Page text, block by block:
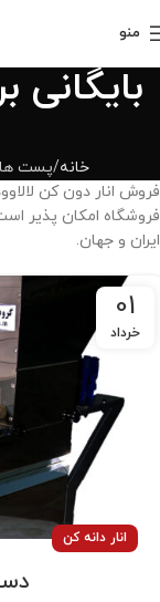
منو
خانه پست
فروش انار دون کن
فروشگاه امکان پذیر
ایران و جهان.
01
خرداد
انار دانه کن